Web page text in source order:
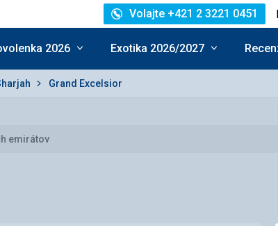
Volajte +421 2 3221 0451
2026 Exotika 2026/2027
Grand Excelsior
emirátov